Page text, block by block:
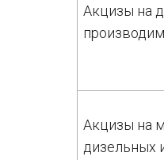
Акцизы на
Акцизы на
дизельных